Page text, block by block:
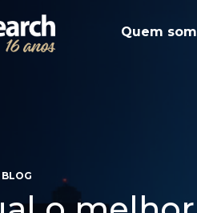
Quem
BLOG